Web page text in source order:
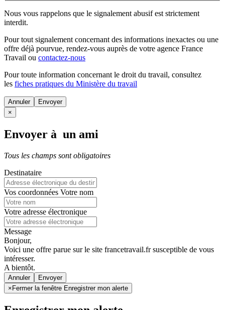
Nous vous rappelons que le signalement abusif est strictement
interdit.
Pour tout signalement concernant des informations inexactes ou une
offre déjà pourvue, rendez-vous auprès de votre agence France
Travail ou contactez-nous
Pour toute information concernant le droit du travail, consultez
les fiches pratiques du Ministère du travail
Annuler
×
Envoyer à un ami
Tous les champs sont obligatoires
Destinataire
Vos coordonnées Votre nom
Votre adresse électronique
Message
Bonjour,
Voici une offre parue sur le site francetravail.fr susceptible de vous
intéresser.
A bientôt.
Annuler
× Fermer la fenêtre Enregistrer mon alerte